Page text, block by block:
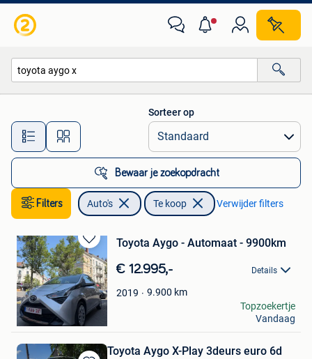
Alle afstanden…
Sorteer op
Bewaar je zoekopdracht
Filters Auto's Te koop Verwijder filters
Bewaren
in
Mijn
Favorieten
Toyota Aygo - Automaat - 9900km
€ 12.995,- Details
2019 9.900 km
Alex Rog
Elsene
Topzoekertje
Vandaag
Toyota Aygo X-Play 3deurs euro 6d